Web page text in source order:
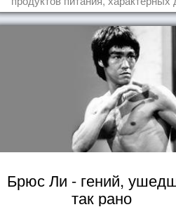
этих стран.
Брюс Ли - гений,
так рано